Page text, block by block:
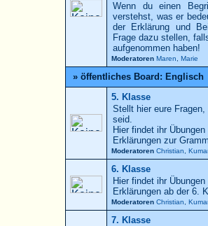
Wenn du einen
verstehst, was er
der Erklärung und
Frage dazu stellen,
aufgenommen haben!
Moderatoren Maren Marie
» öffentliches Board: Englisch
5. Klasse
Stellt hier eure
seid.
Hier findet ihr
Erklärungen zur
Moderatoren Christian Kumar
6. Klasse
Hier findet ihr
Erklärungen ab der 6.
Moderatoren Christian Kumar
7. Klasse